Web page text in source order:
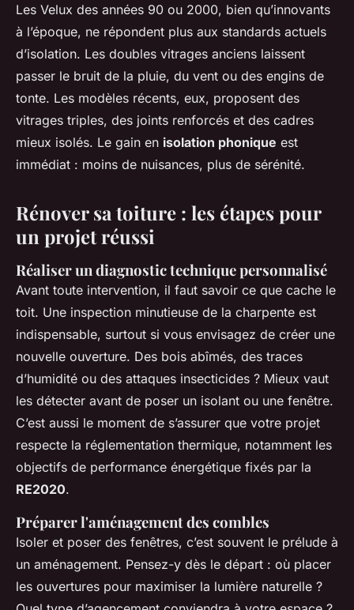
Les Velux des années 90 ou 2000, bien qu’innovants
à l’époque, ne répondent plus aux standards actuels
d’isolation. Les doubles vitrages anciens laissent
passer le bruit de la pluie, du vent ou des engins de
tonte. Les modèles récents, eux, proposent des
vitrages triples, des joints renforcés et des cadres
mieux isolés. Le gain en isolation phonique est
immédiat : moins de nuisances, plus de sérénité.
Rénover sa toiture : les étapes pour
un projet réussi
Réaliser un diagnostic technique personnalisé
Avant toute intervention, il faut savoir ce que cache le
toit. Une inspection minutieuse de la charpente est
indispensable, surtout si vous envisagez de créer une
nouvelle ouverture. Des bois abîmés, des traces
d’humidité ou des attaques insecticides ? Mieux vaut
les détecter avant de poser un isolant ou une fenêtre.
C’est aussi le moment de s’assurer que votre projet
respecte la réglementation thermique, notamment les
objectifs de performance énergétique fixés par la
RE2020.
Préparer l'aménagement des combles
Isoler et poser des fenêtres, c’est souvent le prélude à
un aménagement. Pensez-y dès le départ : où placer
les ouvertures pour maximiser la lumière naturelle ?